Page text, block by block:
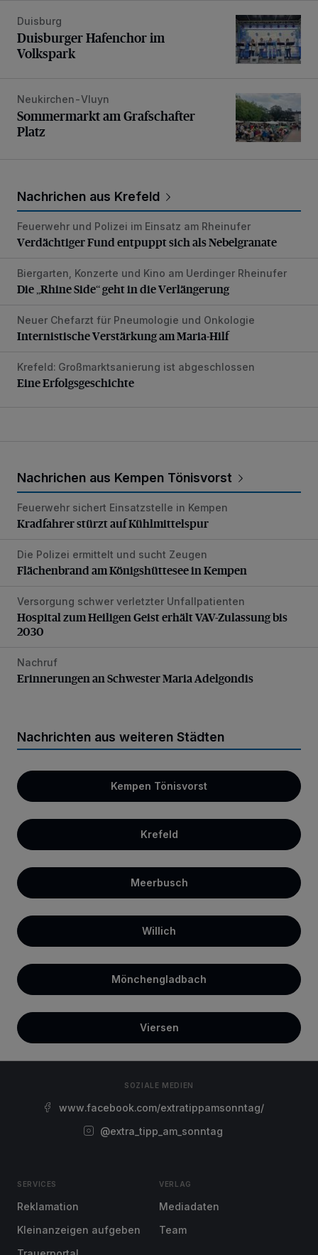
Duisburger Hafenchor im Volkspark
Duisburg
Duisburger Hafenchor im
Volkspark
Sommermarkt am Grafschafter Platz
Neukirchen-Vluyn
Sommermarkt am Grafschafter
Platz
Nachrichen aus Krefeld
Verdächtiger Fund entpuppt sich als Nebelgranate
Feuerwehr und Polizei im Einsatz am Rheinufer
Verdächtiger Fund entpuppt sich als Nebelgranate
Die „Rhine Side“ geht in die Verlängerung
Biergarten, Konzerte und Kino am Uerdinger Rheinufer
Die „Rhine Side“ geht in die Verlängerung
Internistische Verstärkung am Maria-Hilf
Neuer Chefarzt für Pneumologie und Onkologie
Internistische Verstärkung am Maria-Hilf
Eine Erfolgsgeschichte
Krefeld: Großmarktsanierung ist abgeschlossen
Eine Erfolgsgeschichte
Nachrichen aus Kempen Tönisvorst
Kradfahrer stürzt auf Kühlmittelspur
Feuerwehr sichert Einsatzstelle in Kempen
Kradfahrer stürzt auf Kühlmittelspur
Flächenbrand am Königshüttesee in Kempen
Die Polizei ermittelt und sucht Zeugen
Flächenbrand am Königshüttesee in Kempen
Hospital zum Heiligen Geist erhält VAV-Zulassung bis
Versorgung schwer verletzter Unfallpatienten
Hospital zum Heiligen Geist erhält VAV-Zulassung bis
2030
Erinnerungen an Schwester Maria Adelgondis
Nachruf
Erinnerungen an Schwester Maria Adelgondis
Nachrichten aus weiteren Städten
Kempen Tönisvorst
Krefeld
Meerbusch
Willich
Mönchengladbach
Viersen
SOZIALE MEDIEN
www.facebook.com/extratippamsonntag/
@extra_tipp_am_sonntag
SERVICES
Reklamation
Kleinanzeigen aufgeben
VERLAG
Mediadaten
Team